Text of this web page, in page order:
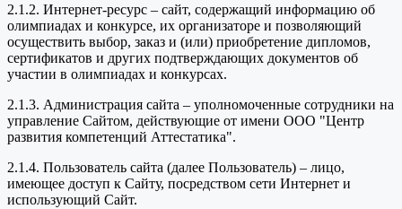
2.1.2. Интернет-ресурс – сайт, содержащий информацию об
олимпиадах и конкурсе, их организаторе и позволяющий
осуществить выбор, заказ и (или) приобретение дипломов,
сертификатов и других подтверждающих документов об
участии в олимпиадах и конкурсах.
2.1.3. Администрация сайта – уполномоченные сотрудники на
управление Сайтом, действующие от имени ООО "Центр
развития компетенций Аттестатика".
2.1.4. Пользователь сайта (далее Пользователь) – лицо,
имеющее доступ к Сайту, посредством сети Интернет и
использующий Сайт.